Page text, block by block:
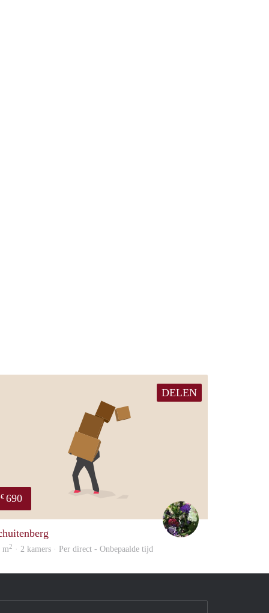
DELEN
€ 690
m2 · 2 kamers · Per direct - Onbepaalde tijd